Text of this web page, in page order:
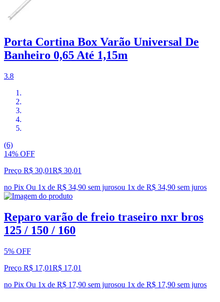
Porta Cortina Box Varão Universal De
Banheiro 0,65 Até 1,15m
3.8
(6)
14% OFF
Preço R$ 30,01R$ 30,01
no Pix Ou 1x de R$ 34,90 sem jurosou 1x de R$ 34,90 sem juros
Reparo varão de freio traseiro nxr bros
125 / 150 / 160
5% OFF
Preço R$ 17,01R$ 17,01
no Pix Ou 1x de R$ 17,90 sem jurosou 1x de R$ 17,90 sem juros